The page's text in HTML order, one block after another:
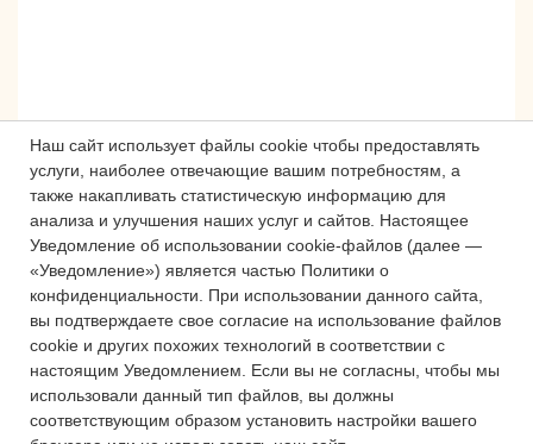
Наш сайт использует файлы cookie чтобы предоставлять
услуги, наиболее отвечающие вашим потребностям, а
также накапливать статистическую информацию для
анализа и улучшения наших услуг и сайтов. Настоящее
Уведомление об использовании cookie-файлов (далее —
«Уведомление») является частью Политики о
конфиденциальности.
При использовании данного сайта,
вы подтверждаете свое согласие на использование файлов
cookie и других похожих технологий в соответствии с
настоящим Уведомлением.
Если вы не согласны, чтобы мы
использовали данный тип файлов, вы должны
соответствующим образом установить настройки вашего
Сложности с получением «Пушкинской
карты» или приобретением билетов?
Знаете, как улучшить работу
учреждений культуры?
Написать